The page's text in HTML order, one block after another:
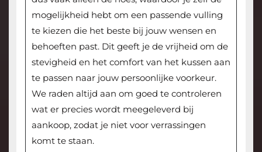
mogelijkheid hebt om een passende vulling
te kiezen die het beste bij jouw wensen en
behoeften past. Dit geeft je de vrijheid om de
stevigheid en het comfort van het kussen aan
te passen naar jouw persoonlijke voorkeur.
We raden altijd aan om goed te controleren
wat er precies wordt meegeleverd bij
aankoop, zodat je niet voor verrassingen
komt te staan.